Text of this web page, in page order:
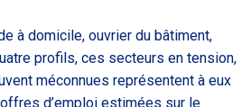
à domicile, ouvrier du bâtiment,
profils, ces secteurs en tension,
méconnues représentent à eux
d’emploi estimées sur le